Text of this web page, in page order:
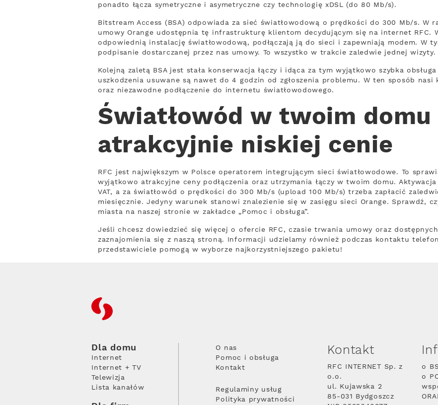
ponadto łącza symetryczne i asymetryczne czy technologię xDSL (do 80 Mb/s).
Bitstream Access (BSA) odpowiada za sieć światłowodową o prędkości do 300 Mb/s. W
umowy Orange udostępnia tę infrastrukturę klientom decydującym się na internet RFC.
odpowiednią instalację światłowodową, podłączają ją do sieci i zapewniają modem. W
podpisanie dostarczanej przez nas umowy. To wszystko w trakcie zaledwie jednej wizyty.
Kolejną zaletą BSA jest stała konserwacja łączy i idąca za tym wyjątkowo szybka
uszkodzenia usuwane są nawet do 4 godzin od zgłoszenia problemu. W ten sposób
oraz niezawodne podłączenie do internetu światłowodowego.
Światłowód w twoim
atrakcyjnie niskiej cenie
RFC jest największym w Polsce operatorem integrującym sieci światłowodowe. To
wyjątkowo atrakcyjne ceny podłączenia oraz utrzymania łączy w twoim domu.
VAT, a za światłowód o prędkości do 300 Mb/s (upload 100 Mb/s) trzeba zapłacić
miesięcznie. Jedyny warunek stanowi znalezienie się w zasięgu sieci Orange. Sprawdź,
miasta na naszej stronie w zakładce „Pomoc i obsługa”.
Jeśli chcesz dowiedzieć się więcej o ofercie RFC, czasie trwania umowy oraz
zaznajomienia się z naszą stroną. Informacji udzielamy również podczas kontaktu
przedstawiciele pomogą w wyborze najkorzystniejszego pakietu!
RFC
Dla domu
Internet
Internet + TV
Telewizja
Lista kanałów
O nas
Pomoc i obsługa
Kontakt
Regulaminy usług
Polityka prywatności
Kontakt
RFC INTERNET Sp. z
o.o.
ul. Kujawska 2
85-031 Bydgoszcz
o
o